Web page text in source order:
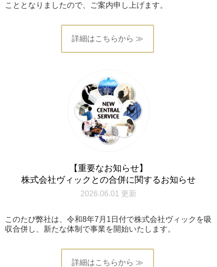
こととなりましたので、ご案内申し上げます。
詳細はこちらから ≫
【重要なお知らせ】
株式会社ヴィックとの合併に関するお知らせ
2026.06.01 更新
このたび弊社は、令和8年7月1日付で株式会社ヴィックを吸
収合併し、新たな体制で事業を開始いたします。
詳細はこちらから ≫